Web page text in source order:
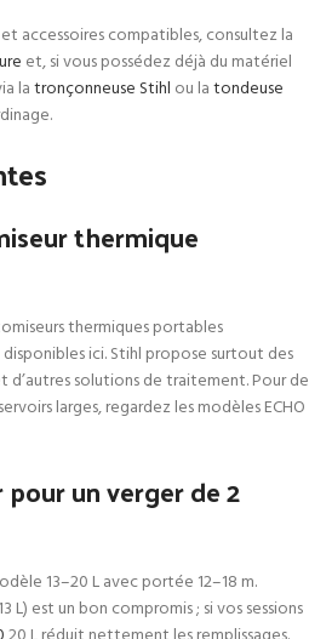
accessoires compatibles, consultez la
et, si vous possédez déjà du matériel
latronçonneuse Stihl ou latondeuse
thermique
thermiques portables
ici. Stihl propose surtout des
solutions de traitement. Pour de
larges, regardez les modèles ECHO
un verger de 2
13–20 L avec portée 12–18 m.
L) est un bon compromis ; si vos sessions